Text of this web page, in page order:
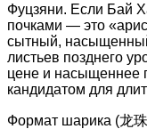
Фуцзяни. Если Бай
почками — это
сытный,
листьев позднего
цене и насыщеннее
кандидатом для
Формат шарика (龙